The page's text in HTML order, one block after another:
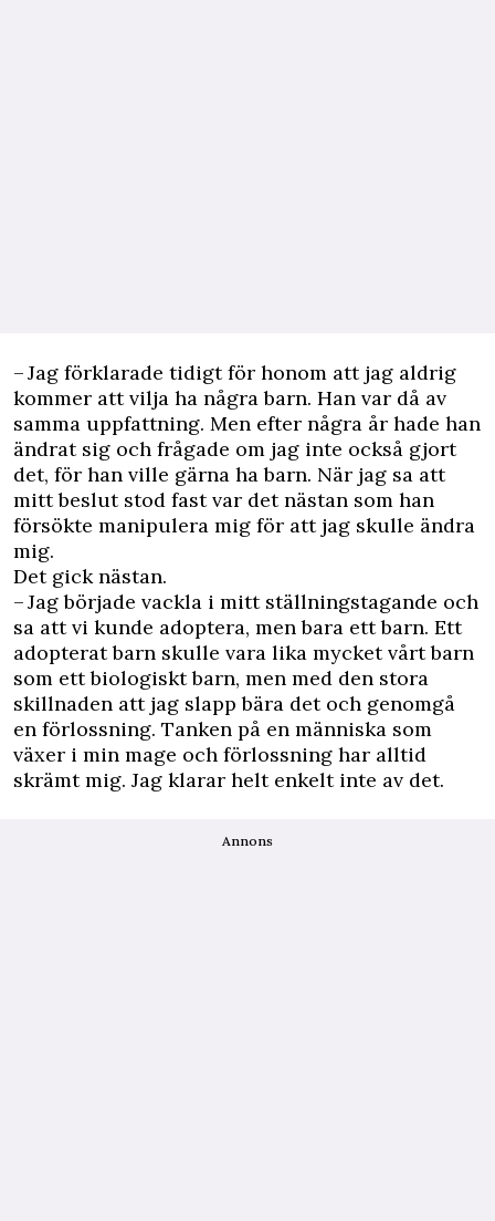
– Jag förklarade tidigt för honom att jag aldrig
kommer att vilja ha några barn. Han var då av
samma uppfattning. Men efter några år hade han
ändrat sig och frågade om jag inte också gjort
det, för han ville gärna ha barn. När jag sa att
mitt beslut stod fast var det nästan som han
försökte manipulera mig för att jag skulle ändra
mig.
Det gick nästan.
– Jag började vackla i mitt ställningstagande och
sa att vi kunde adoptera, men bara ett barn. Ett
adopterat barn skulle vara lika mycket vårt barn
som ett biologiskt barn, men med den stora
skillnaden att jag slapp bära det och genomgå
en förlossning. Tanken på en människa som
växer i min mage och förlossning har alltid
skrämt mig. Jag klarar helt enkelt inte av det.
Annons